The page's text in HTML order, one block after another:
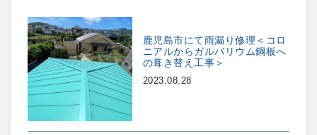
鹿児島市にて雨漏り修理＜コロ
ニアルからガルバリウム鋼板へ
の葺き替え工事＞
2023.08.28